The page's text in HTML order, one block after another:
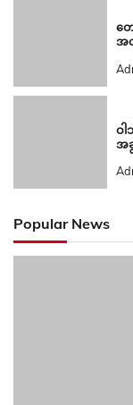
တ
အ
ဝ
အ
Popular News